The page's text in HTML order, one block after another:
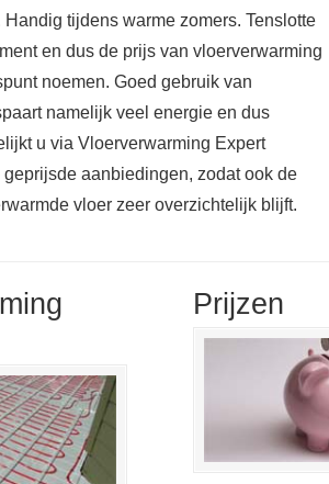
tijdens warme zomers. Tenslotte
en dus de prijs van vloerverwarming
noemen. Goed gebruik van
namelijk veel energie en dus
u via Vloerverwarming Expert
aanbiedingen, zodat ook de
vloer zeer overzichtelijk blijft.
Prijzen